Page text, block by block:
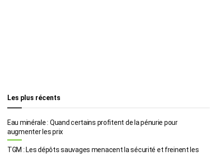
Les plus récents
Eau minérale : Quand certains profitent de la pénurie pour
augmenter les prix
TGM : Les dépôts sauvages menacent la sécurité et freinent les